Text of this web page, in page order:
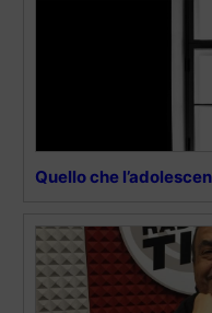
Quello che